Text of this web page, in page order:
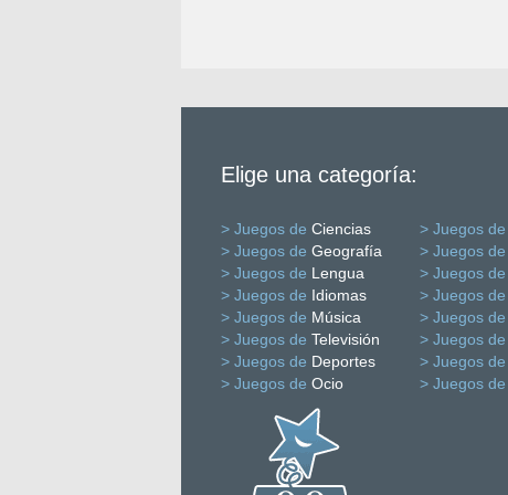
Elige una categoría:
> Juegos de Ciencias > Juegos de
> Juegos de Geografía > Juegos de
> Juegos de Lengua > Juegos de
> Juegos de Idiomas > Juegos de
> Juegos de Música > Juegos de
> Juegos de Televisión > Juegos de
> Juegos de Deportes > Juegos de
> Juegos de Ocio > Juegos de